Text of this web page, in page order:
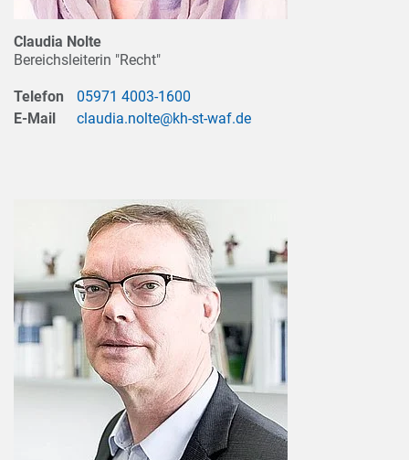
Claudia Nolte
Bereichsleiterin "Recht"
Telefon
05971 4003-1600
E-Mail
claudia.nolte@kh-st-waf.de